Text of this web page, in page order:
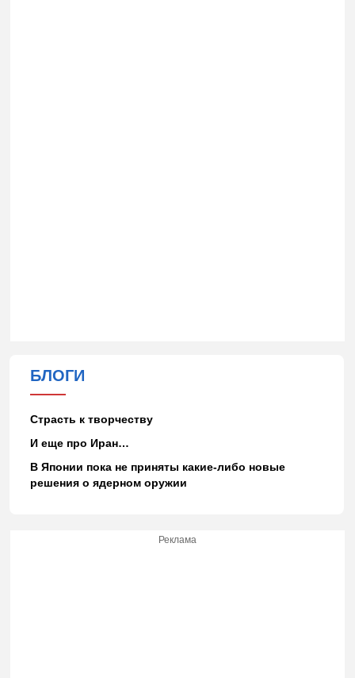
БЛОГИ
Страсть к творчеству
И еще про Иран…
В Японии пока не приняты какие-либо новые
решения о ядерном оружии
Реклама